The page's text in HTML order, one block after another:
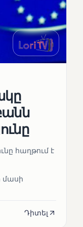
հաղթում է
մասի
Դիտել